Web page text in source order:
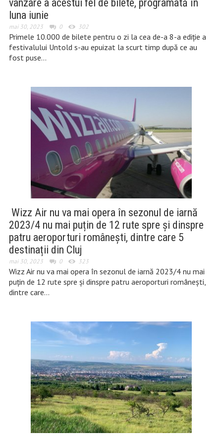
vânzare a acestui fel de bilete, programată în
luna iunie
mai 30, 2023 0 302
Primele 10.000 de bilete pentru o zi la cea de-a 8-a ediție a
festivalului Untold s-au epuizat la scurt timp după ce au
fost puse…
Wizz Air nu va mai opera în sezonul de iarnă
2023/4 nu mai puțin de 12 rute spre și dinspre
patru aeroporturi românești, dintre care 5
destinații din Cluj
mai 30, 2023 0 323
Wizz Air nu va mai opera în sezonul de iarnă 2023/4 nu mai
puțin de 12 rute spre și dinspre patru aeroporturi românești,
dintre care…